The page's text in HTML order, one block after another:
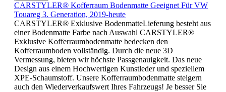
CARSTYLER® Kofferraum Bodenmatte Geeignet Für VW
Touareg 3. Generation, 2019-heute
CARSTYLER® Exklusive BodenmatteLieferung besteht aus
einer Bodenmatte Farbe nach Auswahl CARSTYLER®
Exklusive Kofferraumbodenmatte bedecken den
Kofferraumboden vollständig. Durch die neue 3D
Vermessung, bieten wir höchste Passgenauigkeit. Das neue
Design aus einem Hochwertigen Kunstleder und speziellem
XPE-Schaumstoff. Unsere Kofferraumbodenmatte steigern
auch den Wiederverkaufswert Ihres Fahrzeugs! Je besser Sie